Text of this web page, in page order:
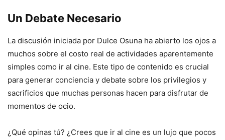
Un Debate Necesario
La discusión iniciada por Dulce Osuna ha abierto los ojos a
muchos sobre el costo real de actividades aparentemente
simples como ir al cine. Este tipo de contenido es crucial
para generar conciencia y debate sobre los privilegios y
sacrificios que muchas personas hacen para disfrutar de
momentos de ocio.
¿Qué opinas tú? ¿Crees que ir al cine es un lujo que pocos